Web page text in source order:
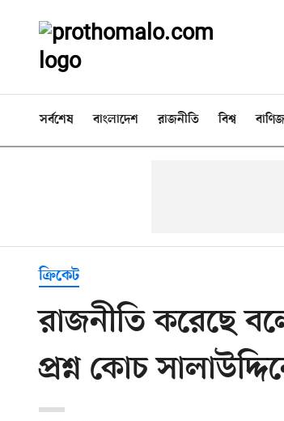
সর্বশেষ বাংলাদেশ রাজনীতি বিশ্ব
ক্রিকেট
রাজনীতি করেছে
প্রশ্ন কোচ